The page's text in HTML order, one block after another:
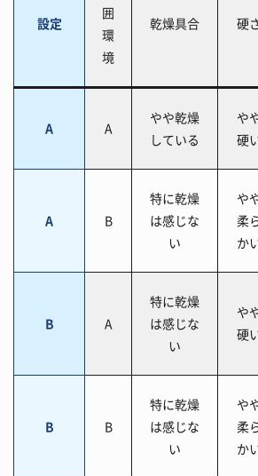
設定
囲
環
境
乾燥具合 硬
A A
やや乾燥
している
や
硬
A B
特に乾燥
は感じな
い
や
柔
か
B A
特に乾燥
は感じな
い
や
硬
B B
特に乾燥
は感じな
い
や
柔
か